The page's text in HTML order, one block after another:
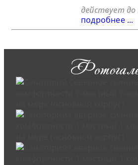
действует до
подробнее ...